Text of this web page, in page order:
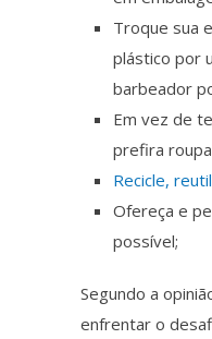
Troque sua
plástico por
barbeador
Em vez de
prefira
Recicle,
Ofereça e
possível;
Segundo a
enfrentar o